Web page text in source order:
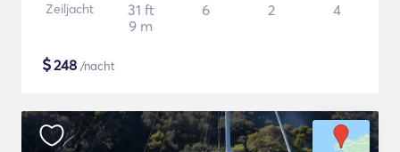
Zeiljacht
31 ft
9 m
6 2 4
$248 /nacht